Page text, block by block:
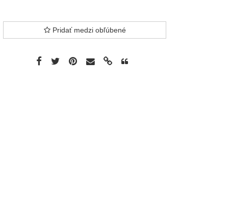
Pridať medzi obľúbené